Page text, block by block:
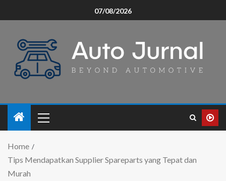
07/08/2026
Home
Tips Mendapatkan Supplier Spareparts yang Tepat dan
Murah